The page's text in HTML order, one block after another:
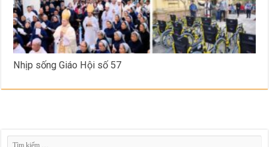
Nhịp sống Giáo Hội số 57